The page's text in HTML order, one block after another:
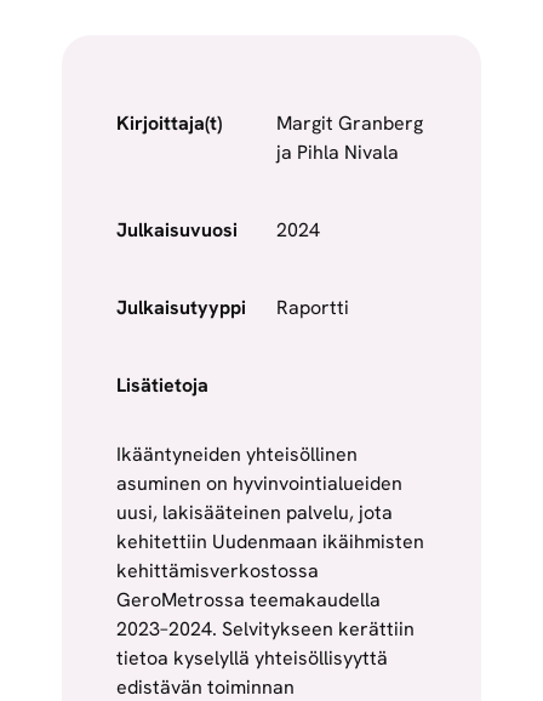
Kirjoittaja(t)
Margit Granberg
ja Pihla Nivala
Julkaisuvuosi 2024
Julkaisutyyppi Raportti
Lisätietoja
Ikääntyneiden yhteisöllinen
asuminen on hyvinvointialueiden
uusi, lakisääteinen palvelu, jota
kehitettiin Uudenmaan ikäihmisten
kehittämisverkostossa
GeroMetrossa teemakaudella
2023–2024. Selvitykseen kerättiin
tietoa kyselyllä yhteisöllisyyttä
edistävän toiminnan